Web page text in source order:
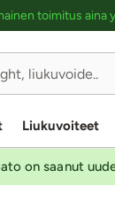
toimitus aina
Liukuvoiteet
on saanut